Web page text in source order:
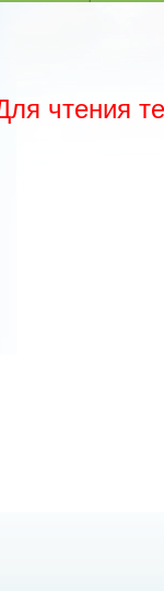
чтения